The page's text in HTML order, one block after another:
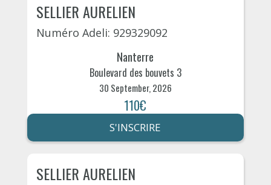
SELLIER AURELIEN
Numéro Adeli: 929329092
Nanterre
Boulevard des bouvets 3
30 September, 2026
110€
S'INSCRIRE
SELLIER AURELIEN